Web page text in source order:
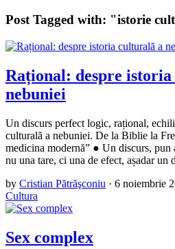
Post Tagged with: "istorie
Rațional: despre
nebuniei
Un discurs perfect logic, rațional,
culturală a nebuniei. De la Biblie la
medicina modernă” ● Un discurs,
nu una tare, ci una de efect, așadar
by Cristian Pătrăşconiu · 6 noiembrie
Cultura
Sex complex